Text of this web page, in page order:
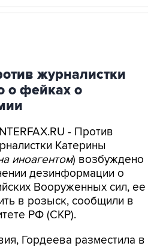
журналистки
о фейках о
- Против
иноагентом ) возбуждено
дезинформации о
Вооруженных сил, ее
в розыск, сообщили в
РФ (СКР).
Гордеева разместила в
которые, согласно